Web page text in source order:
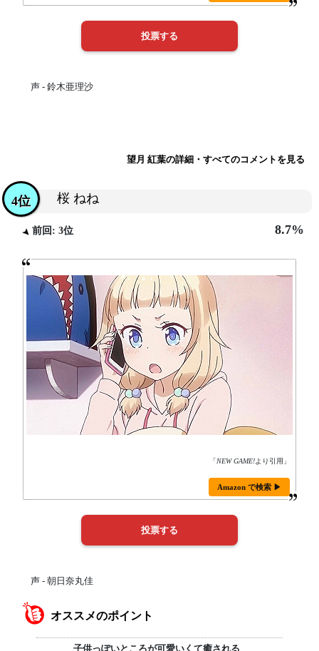
声 - 鈴木亜理沙
望月 紅葉の詳細・すべてのコメントを見る
桜 ねね
4位
前回: 3位 8.7%
「NEW GAME!より引用」
Amazon で検索 ▶
声 - 朝日奈丸佳
オススメのポイント
子供っぽいところが可愛いくて癒される